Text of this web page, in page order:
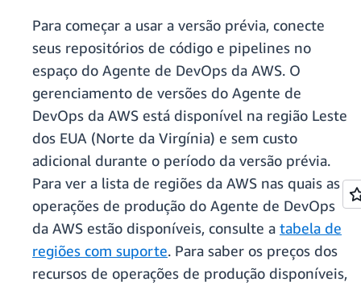
Para começar a usar a versão prévia, conecte
seus repositórios de código e pipelines no
espaço do Agente de DevOps da AWS. O
gerenciamento de versões do Agente de
DevOps da AWS está disponível na região Leste
dos EUA (Norte da Virgínia) e sem custo
adicional durante o período da versão prévia.
Para ver a lista de regiões da AWS nas quais as
operações de produção do Agente de DevOps
da AWS estão disponíveis, consulte a tabela de
regiões com suporte. Para saber os preços dos
recursos de operações de produção disponíveis,